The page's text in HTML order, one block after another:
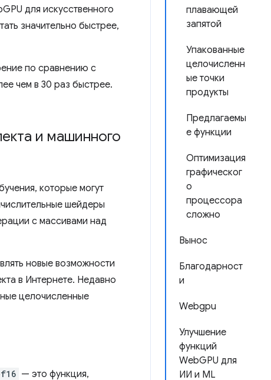
плавающей
запятой
Упакованные
целочисленн
ые точки
продукты
Предлагаемы
е функции
Оптимизация
графическог
о
процессора
сложно
Вынос
Благодарност
и
Webgpu
Улучшение
функций
WebGPU для
ИИ и ML
для искусственного
значительно быстрее,
по сравнению с
чем в 30 раз быстрее.
и машинного
которые могут
шейдеры
с массивами над
новые возможности
в Интернете. Недавно
целочисленные
— это функция,